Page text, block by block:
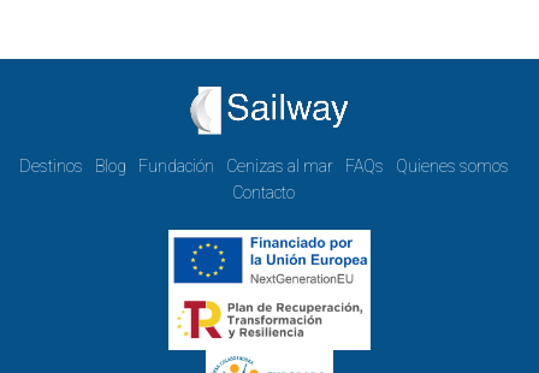
Destinos Blog Fundación Cenizas al mar FAQs
Quienes somos
Contacto